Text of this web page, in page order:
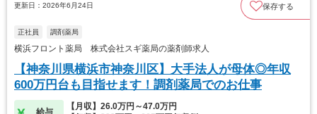
更新日：2026年6月24日 保存する
正社員 調剤薬局
横浜フロント薬局 株式会社スギ薬局の薬剤師求人
【神奈川県横浜市神奈川区】大手法人が母体◎年収
600万円台も目指せます！調剤薬局でのお仕事
給与
【月収】26.0万円～47.0万円